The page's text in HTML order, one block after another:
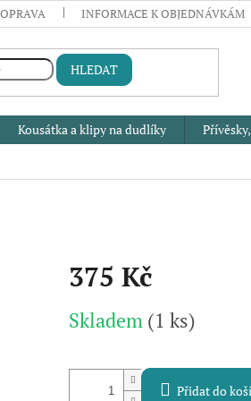
INFORMACE K OBJEDNÁVKÁM
HLEDAT
Kousátka a klipy na dudlíky
375 Kč
cena:
Skladem (1 ks)
Přidat do